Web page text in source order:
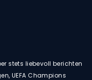
stets liebevoll berichten
UEFA Champions